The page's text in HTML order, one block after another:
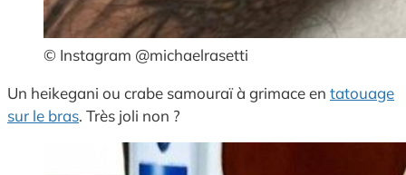
© Instagram @michaelrasetti
Un heikegani ou crabe samouraï à grimace en tatouage
sur le bras. Très joli non ?